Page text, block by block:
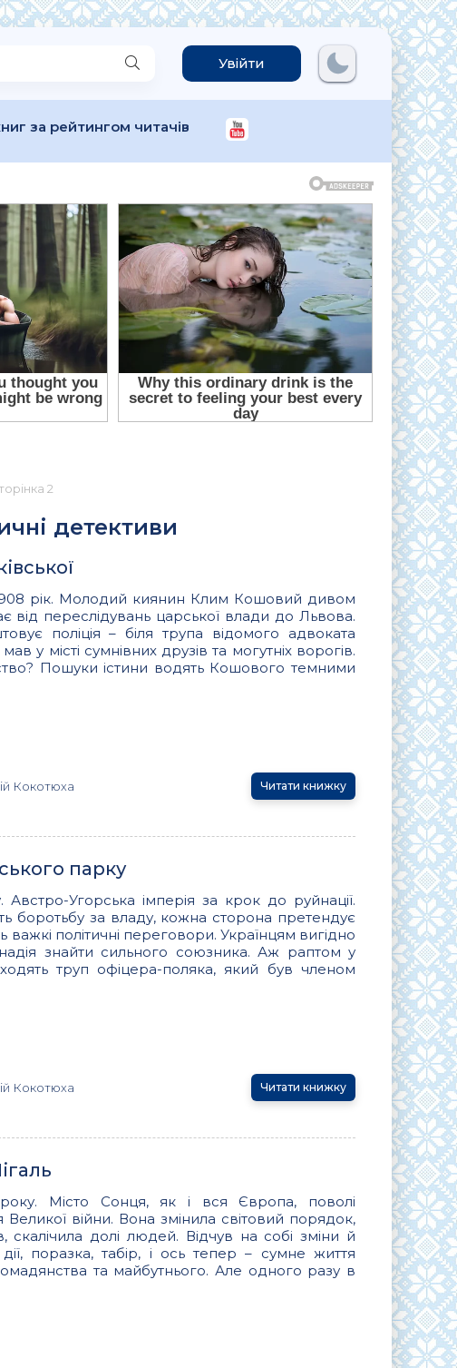
Увійти
за рейтингом читачів
2
детективи
1908 рік. Молодий киянин Клим Кошовий дивом
від переслідувань царської влади до Львова.
поліція – біля трупа відомого адвоката
у місті сумнівних друзів та могутніх ворогів.
Пошуки істини водять Кошового темними
Кокотюха Читати книжку
парку
Австро-Угорська імперія за крок до руйнації.
боротьбу за владу, кожна сторона претендує
важкі політичні переговори. Українцям вигідно
знайти сильного союзника. Аж раптом у
труп офіцера-поляка, який був членом
Кокотюха Читати книжку
Місто Сонця, як і вся Європа, поволі
війни. Вона змінила світовий порядок,
скалічила долі людей. Відчув на собі зміни й
поразка, табір, і ось тепер – сумне життя
та майбутнього. Але одного разу в